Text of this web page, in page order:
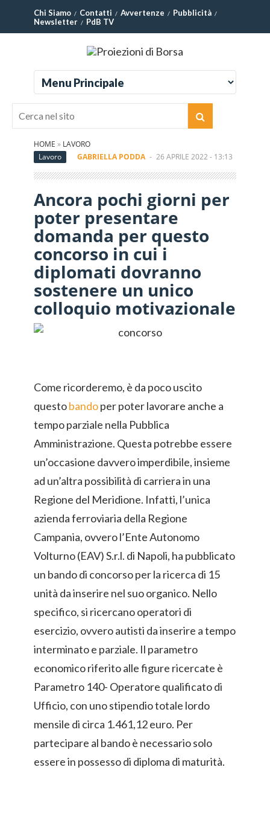
Chi Siamo Contatti Avvertenze
Pubblicità
Newsletter
PdB TV
HOME » LAVORO
Lavoro
GABRIELLA PODDA - 26 APRILE 2022 - 13:13
Ancora pochi giorni per
poter presentare
domanda per questo
concorso in cui i
diplomati dovranno
sostenere un unico
colloquio motivazionale
Come ricorderemo, è da poco uscito
questobandoper poter lavorare anche a
tempo parziale nella Pubblica
Amministrazione. Questa potrebbe essere
un’occasione davvero imperdibile, insieme
ad un’altra possibilità di carriera in una
Regione del Meridione. Infatti, l’unica
azienda ferroviaria della Regione
Campania, ovvero l’Ente Autonomo
Volturno (EAV) S.r.l. di Napoli, ha pubblicato
un bando di concorso per la ricerca di 15
unità da inserire nel suo organico. Nello
specifico, si ricercano operatori di
esercizio, ovvero autisti da inserire a tempo
interminato e parziale. Il parametro
economico riferito alle figure ricercate è
Parametro 140- Operatore qualificato di
Ufficio, con uno stipendio totale lordo
mensile di circa 1.461,12 euro. Per
partecipare al bando è necessario solo
essere in possesso di diploma di maturità.